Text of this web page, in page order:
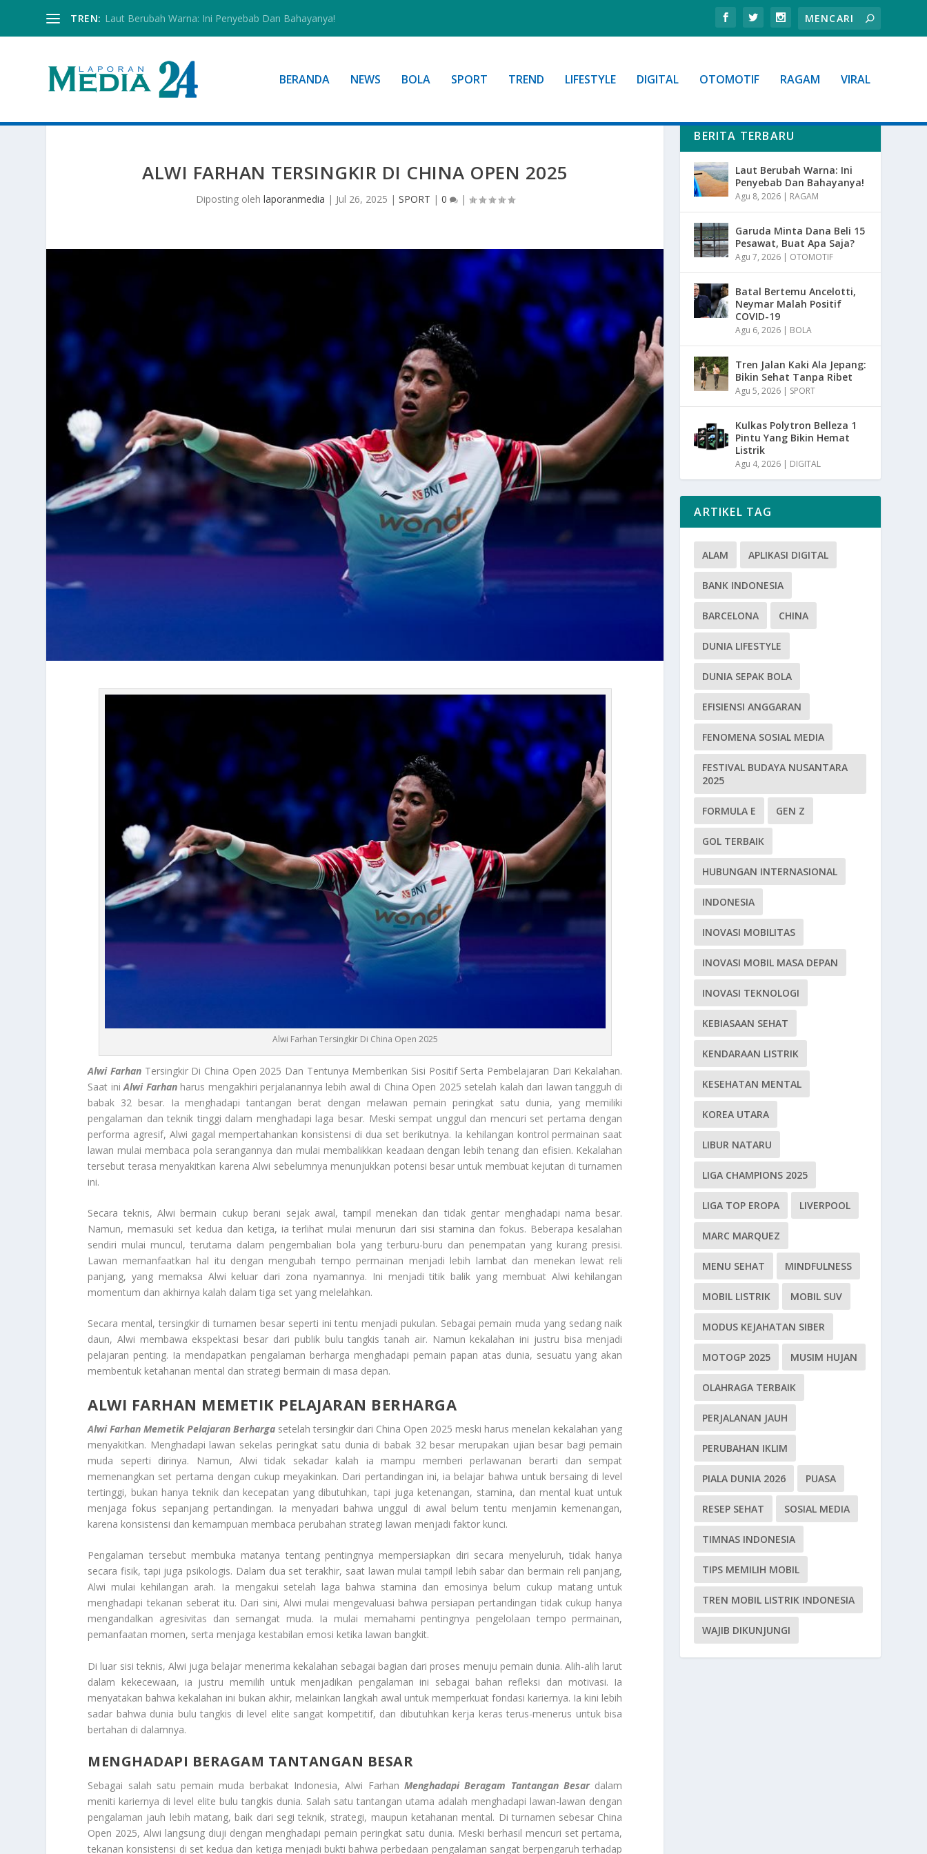
TREN: Laut Berubah Warna: Ini Penyebab Dan Bahayanya!
BERANDA NEWS BOLA SPORT TREND LIFESTYLE DIGITAL OTOMOTIF RAGAM VIRAL
ALWI FARHAN TERSINGKIR DI CHINA OPEN 2025
Diposting oleh laporanmedia | Jul 26, 2025 | SPORT | 0 |
Alwi Farhan Tersingkir Di China Open 2025
Alwi FarhanTersingkir Di China Open 2025 Dan Tentunya Memberikan Sisi Positif Serta Pembelajaran Dari Kekalahan.
Saat iniAlwi Farhanharus mengakhiri perjalanannya lebih awal di China Open 2025 setelah kalah dari lawan tangguh di
babak 32 besar. Ia menghadapi tantangan berat dengan melawan pemain peringkat satu dunia, yang memiliki
pengalaman dan teknik tinggi dalam menghadapi laga besar. Meski sempat unggul dan mencuri set pertama dengan
performa agresif, Alwi gagal mempertahankan konsistensi di dua set berikutnya. Ia kehilangan kontrol permainan saat
lawan mulai membaca pola serangannya dan mulai membalikkan keadaan dengan lebih tenang dan efisien. Kekalahan
tersebut terasa menyakitkan karena Alwi sebelumnya menunjukkan potensi besar untuk membuat kejutan di turnamen
ini.
Secara teknis, Alwi bermain cukup berani sejak awal, tampil menekan dan tidak gentar menghadapi nama besar.
Namun, memasuki set kedua dan ketiga, ia terlihat mulai menurun dari sisi stamina dan fokus. Beberapa kesalahan
sendiri mulai muncul, terutama dalam pengembalian bola yang terburu-buru dan penempatan yang kurang presisi.
Lawan memanfaatkan hal itu dengan mengubah tempo permainan menjadi lebih lambat dan menekan lewat reli
panjang, yang memaksa Alwi keluar dari zona nyamannya. Ini menjadi titik balik yang membuat Alwi kehilangan
momentum dan akhirnya kalah dalam tiga set yang melelahkan.
Secara mental, tersingkir di turnamen besar seperti ini tentu menjadi pukulan. Sebagai pemain muda yang sedang naik
daun, Alwi membawa ekspektasi besar dari publik bulu tangkis tanah air. Namun kekalahan ini justru bisa menjadi
pelajaran penting. Ia mendapatkan pengalaman berharga menghadapi pemain papan atas dunia, sesuatu yang akan
membentuk ketahanan mental dan strategi bermain di masa depan.
ALWI FARHAN MEMETIK PELAJARAN BERHARGA
Alwi Farhan Memetik Pelajaran Berharga setelah tersingkir dari China Open 2025 meski harus menelan kekalahan yang
menyakitkan. Menghadapi lawan sekelas peringkat satu dunia di babak 32 besar merupakan ujian besar bagi pemain
muda seperti dirinya. Namun, Alwi tidak sekadar kalah ia mampu memberi perlawanan berarti dan sempat
memenangkan set pertama dengan cukup meyakinkan. Dari pertandingan ini, ia belajar bahwa untuk bersaing di level
tertinggi, bukan hanya teknik dan kecepatan yang dibutuhkan, tapi juga ketenangan, stamina, dan mental kuat untuk
menjaga fokus sepanjang pertandingan. Ia menyadari bahwa unggul di awal belum tentu menjamin kemenangan,
karena konsistensi dan kemampuan membaca perubahan strategi lawan menjadi faktor kunci.
Pengalaman tersebut membuka matanya tentang pentingnya mempersiapkan diri secara menyeluruh, tidak hanya
secara fisik, tapi juga psikologis. Dalam dua set terakhir, saat lawan mulai tampil lebih sabar dan bermain reli panjang,
Alwi mulai kehilangan arah. Ia mengakui setelah laga bahwa stamina dan emosinya belum cukup matang untuk
menghadapi tekanan seberat itu. Dari sini, Alwi mulai mengevaluasi bahwa persiapan pertandingan tidak cukup hanya
mengandalkan agresivitas dan semangat muda. Ia mulai memahami pentingnya pengelolaan tempo permainan,
pemanfaatan momen, serta menjaga kestabilan emosi ketika lawan bangkit.
Di luar sisi teknis, Alwi juga belajar menerima kekalahan sebagai bagian dari proses menuju pemain dunia. Alih-alih larut
dalam kekecewaan, ia justru memilih untuk menjadikan pengalaman ini sebagai bahan refleksi dan motivasi. Ia
menyatakan bahwa kekalahan ini bukan akhir, melainkan langkah awal untuk memperkuat fondasi kariernya. Ia kini lebih
sadar bahwa dunia bulu tangkis di level elite sangat kompetitif, dan dibutuhkan kerja keras terus-menerus untuk bisa
bertahan di dalamnya.
MENGHADAPI BERAGAM TANTANGAN BESAR
Sebagai salah satu pemain muda berbakat Indonesia, Alwi FarhanMenghadapi Beragam Tantangan Besardalam
meniti kariernya di level elite bulu tangkis dunia. Salah satu tantangan utama adalah menghadapi lawan-lawan dengan
pengalaman jauh lebih matang, baik dari segi teknik, strategi, maupun ketahanan mental. Di turnamen sebesar China
Open 2025, Alwi langsung diuji dengan menghadapi pemain peringkat satu dunia. Meski berhasil mencuri set pertama,
tekanan konsistensi di set kedua dan ketiga menjadi bukti bahwa perbedaan pengalaman sangat berpengaruh terhadap
BERITA TERBARU
Laut Berubah Warna: Ini
Penyebab Dan Bahayanya!
Agu 8, 2026 | RAGAM
Garuda Minta Dana Beli 15
Pesawat, Buat Apa Saja?
Agu 7, 2026 | OTOMOTIF
Batal Bertemu Ancelotti,
Neymar Malah Positif
COVID-19
Agu 6, 2026 | BOLA
Tren Jalan Kaki Ala Jepang:
Bikin Sehat Tanpa Ribet
Agu 5, 2026 | SPORT
Kulkas Polytron Belleza 1
Pintu Yang Bikin Hemat
Listrik
Agu 4, 2026 | DIGITAL
ARTIKEL TAG
ALAM APLIKASI DIGITAL
BANK INDONESIA
BARCELONA CHINA
DUNIA LIFESTYLE
DUNIA SEPAK BOLA
EFISIENSI ANGGARAN
FENOMENA SOSIAL MEDIA
FESTIVAL BUDAYA NUSANTARA
2025
FORMULA E GEN Z
GOL TERBAIK
HUBUNGAN INTERNASIONAL
INDONESIA
INOVASI MOBILITAS
INOVASI MOBIL MASA DEPAN
INOVASI TEKNOLOGI
KEBIASAAN SEHAT
KENDARAAN LISTRIK
KESEHATAN MENTAL
KOREA UTARA
LIBUR NATARU
LIGA CHAMPIONS 2025
LIGA TOP EROPA LIVERPOOL
MARC MARQUEZ
MENU SEHAT MINDFULNESS
MOBIL LISTRIK MOBIL SUV
MODUS KEJAHATAN SIBER
MOTOGP 2025 MUSIM HUJAN
OLAHRAGA TERBAIK
PERJALANAN JAUH
PERUBAHAN IKLIM
PIALA DUNIA 2026 PUASA
RESEP SEHAT SOSIAL MEDIA
TIMNAS INDONESIA
TIPS MEMILIH MOBIL
TREN MOBIL LISTRIK INDONESIA
WAJIB DIKUNJUNGI